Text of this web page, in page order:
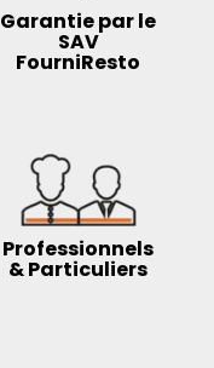
Garantie par le
SAV
FourniResto
Professionnels
& Particuliers